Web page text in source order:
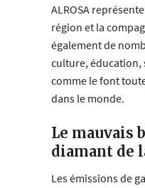
ALROSA
région et la
également de
culture,
comme le font
dans le monde.
Le mauvais
diamant de
Les émissions de